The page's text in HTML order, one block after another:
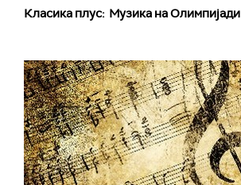
Класика плус: Музика на Олимпијади